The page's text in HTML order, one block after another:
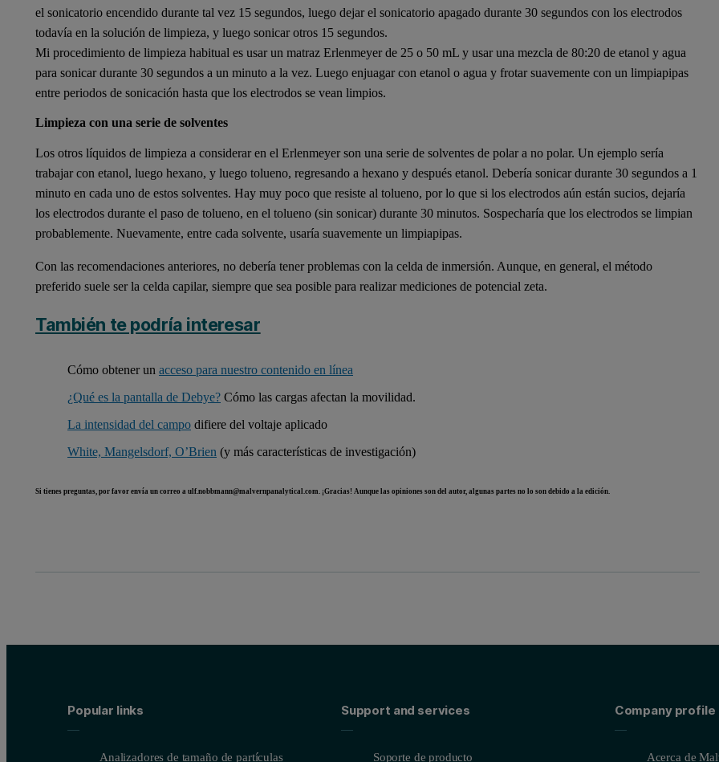
el sonicatorio encendido durante tal vez 15 segundos, luego dejar el sonicatorio apagado durante 30 segundos con los electrodos
todavía en la solución de limpieza, y luego sonicar otros 15 segundos.
Mi procedimiento de limpieza habitual es usar un matraz Erlenmeyer de 25 o 50 mL y usar una mezcla de 80:20 de etanol y agua
para sonicar durante 30 segundos a un minuto a la vez. Luego enjuagar con etanol o agua y frotar suavemente con un limpiapipas
entre periodos de sonicación hasta que los electrodos se vean limpios.
Limpieza con una serie de solventes
Los otros líquidos de limpieza a considerar en el Erlenmeyer son una serie de solventes de polar a no polar. Un ejemplo sería
trabajar con etanol, luego hexano, y luego tolueno, regresando a hexano y después etanol. Debería sonicar durante 30 segundos a 1
minuto en cada uno de estos solventes. Hay muy poco que resiste al tolueno, por lo que si los electrodos aún están sucios, dejaría
los electrodos durante el paso de tolueno, en el tolueno (sin sonicar) durante 30 minutos. Sospecharía que los electrodos se limpian
probablemente. Nuevamente, entre cada solvente, usaría suavemente un limpiapipas.
Con las recomendaciones anteriores, no debería tener problemas con la celda de inmersión. Aunque, en general, el método
preferido suele ser la celda capilar, siempre que sea posible para realizar mediciones de potencial zeta.
También te podría interesar
Cómo obtener un acceso para nuestro contenido en línea
¿Qué es la pantalla de Debye? Cómo las cargas afectan la movilidad.
La intensidad del campo difiere del voltaje aplicado
White, Mangelsdorf, O’Brien (y más características de investigación)
Si tienes preguntas, por favor envía un correo a ulf.nobbmann@malvernpanalytical.com. ¡Gracias! Aunque las opiniones son del autor, algunas partes no lo son debido a la edición.
Popular links
Analizadores de tamaño de partículas
Support and services
Soporte de producto
Company profile
Acerca de